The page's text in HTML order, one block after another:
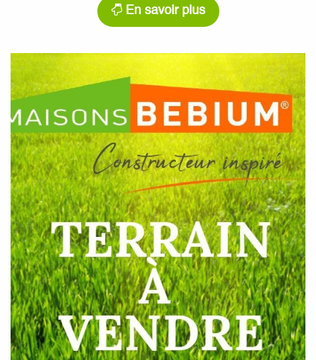
En savoir plus